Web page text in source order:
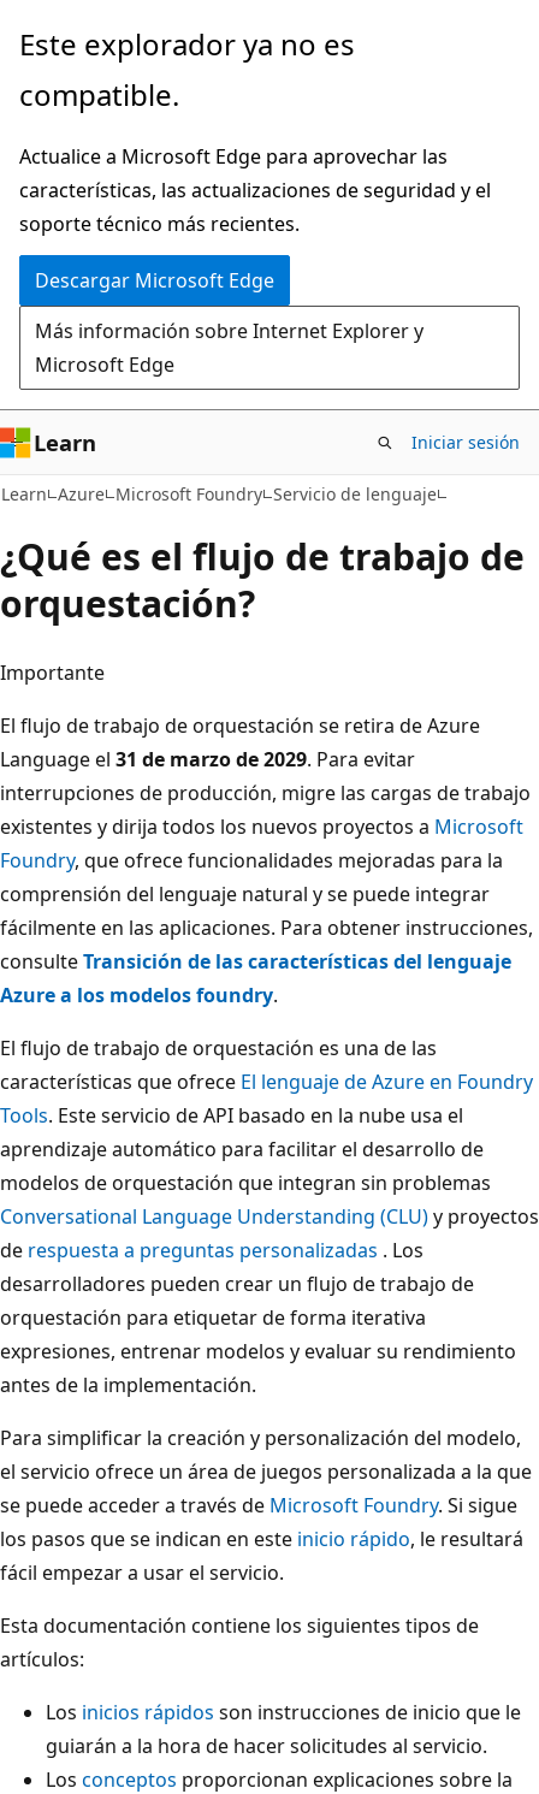
Ir
contenido
Este explorador ya no es
compatible.
Actualice a Microsoft Edge para aprovechar las
características, las actualizaciones de seguridad y el
soporte técnico más recientes.
Descargar Microsoft Edge
Más información sobre Internet Explorer y
Microsoft Edge
Learn Iniciar sesión
Learn Azure Microsoft Foundry Servicio de lenguaje
¿Qué es el flujo de trabajo de
orquestación?
Importante
El flujo de trabajo de orquestación se retira de Azure
Language el 31 de marzo de 2029. Para evitar
interrupciones de producción, migre las cargas de trabajo
existentes y dirija todos los nuevos proyectos a Microsoft
Foundry, que ofrece funcionalidades mejoradas para la
comprensión del lenguaje natural y se puede integrar
fácilmente en las aplicaciones. Para obtener instrucciones,
consulteTransición de las características del lenguaje
Azure a los modelos foundry.
El flujo de trabajo de orquestación es una de las
características que ofrece El lenguaje de Azure en Foundry
Tools. Este servicio de API basado en la nube usa el
aprendizaje automático para facilitar el desarrollo de
modelos de orquestación que integran sin problemas
Conversational Language Understanding (CLU)y proyectos
de respuesta a preguntas personalizadas . Los
desarrolladores pueden crear un flujo de trabajo de
orquestación para etiquetar de forma iterativa
expresiones, entrenar modelos y evaluar su rendimiento
antes de la implementación.
Para simplificar la creación y personalización del modelo,
el servicio ofrece un área de juegos personalizada a la que
se puede acceder a través de Microsoft Foundry. Si sigue
los pasos que se indican en este inicio rápido, le resultará
fácil empezar a usar el servicio.
Esta documentación contiene los siguientes tipos de
artículos:
Los inicios rápidos son instrucciones de inicio que le
guiarán a la hora de hacer solicitudes al servicio.
Los conceptos proporcionan explicaciones sobre la